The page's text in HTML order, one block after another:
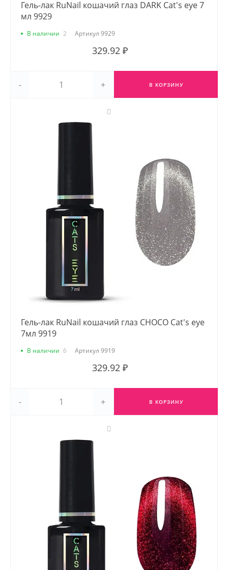
Гель-лак RuNail кошачий глаз DARK Cat's eye 7
мл 9929
В наличии 2 Артикул 9929
329.92 ₽
- + В КОРЗИНУ
Гель-лак RuNail кошачий глаз CHOCO Cat's eye
7мл 9919
В наличии 6 Артикул 9919
329.92 ₽
- + В КОРЗИНУ